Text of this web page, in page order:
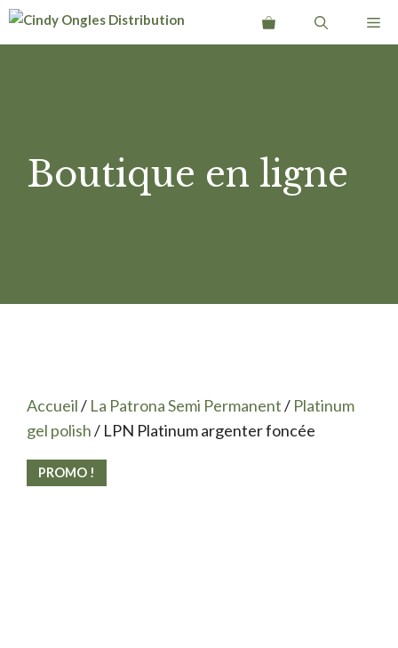
Aller
Boutique en ligne
Accueil/ La Patrona Semi Permanent/ Platinum
gel polish/ LPN Platinum argenter foncée
PROMO !